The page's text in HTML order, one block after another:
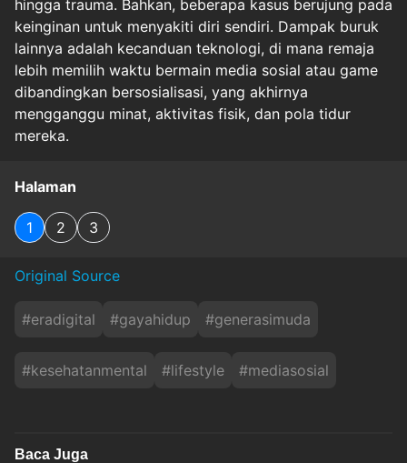
hingga trauma. Bahkan, beberapa kasus berujung pada
keinginan untuk menyakiti diri sendiri. Dampak buruk
lainnya adalah kecanduan teknologi, di mana remaja
lebih memilih waktu bermain media sosial atau game
dibandingkan bersosialisasi, yang akhirnya
mengganggu minat, aktivitas fisik, dan pola tidur
mereka.
Halaman
1 2 3
Original Source
#eradigital #gayahidup #generasimuda
#kesehatanmental #lifestyle #mediasosial
Baca Juga